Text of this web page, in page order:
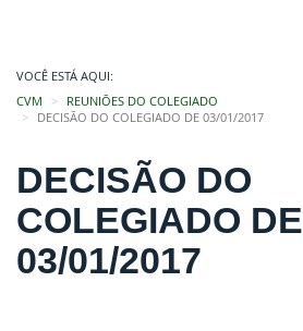
VOCÊ ESTÁ AQUI:
CVM
REUNIÕES DO COLEGIADO
DECISÃO DO COLEGIADO DE 03/01/2017
DECISÃO DO
COLEGIADO DE
03/01/2017